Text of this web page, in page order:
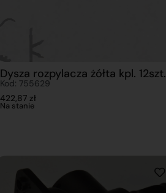
Dysza rozpylacza żółta kpl. 12szt.
Kod: 755629
422,87 zł
Na stanie